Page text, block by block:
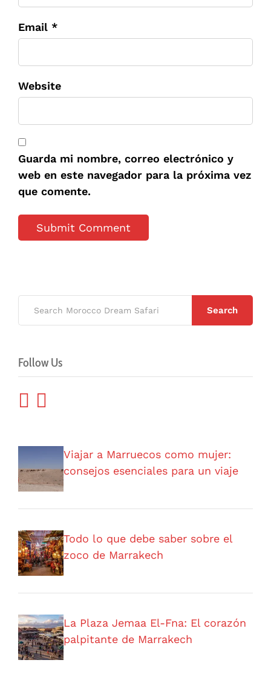
Email *
Website
Guarda mi nombre, correo electrónico y
web en este navegador para la próxima vez
que comente.
Search
Follow Us
Viajar a Marruecos como mujer:
consejos esenciales para un viaje
Todo lo que debe saber sobre el
zoco de Marrakech
La Plaza Jemaa El-Fna: El corazón
palpitante de Marrakech